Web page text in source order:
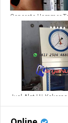
Concrete Hammer
Jual Alat Uji